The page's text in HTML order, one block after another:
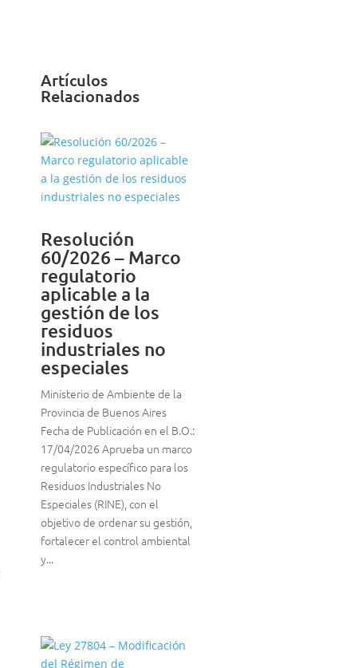
Artículos
Relacionados
Resolución
60/2026 – Marco
regulatorio
aplicable a la
gestión de los
residuos
industriales no
especiales
Ministerio de Ambiente de la
Provincia de Buenos Aires
Fecha de Publicación en el B.O.:
17/04/2026 Aprueba un marco
regulatorio específico para los
Residuos Industriales No
Especiales (RINE), con el
objetivo de ordenar su gestión,
fortalecer el control ambiental
y...